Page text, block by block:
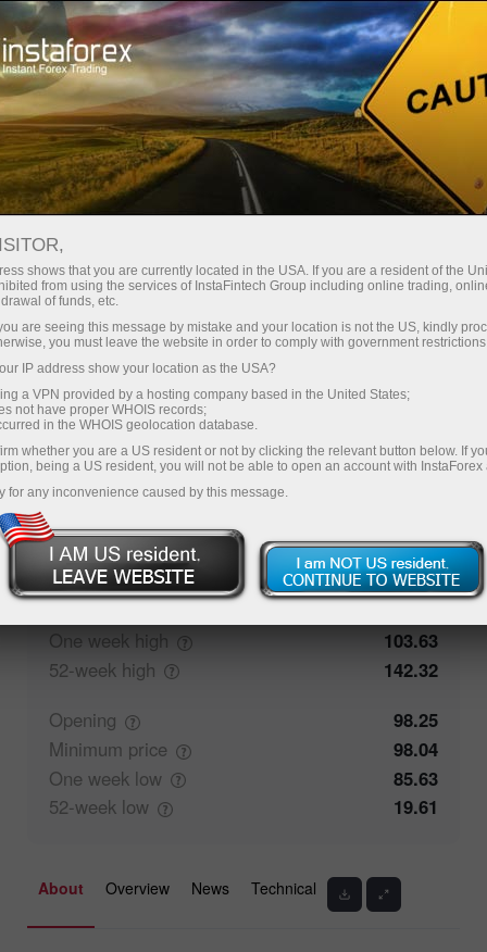
สำหรับเทรดเดอร์
เงื่อนไขการซื้อขาย
INTC
101.66 (%) 07 Aug 2026 19:59
Buy
101.66
101.64
Traders' feedback
Closing
100.93
One week high
103.63
52-week high
142.32
Opening
98.25
Minimum price
98.04
One week low
85.63
52-week low 19.61
About Overview News Technical
shows that you are currently located in the USA. If you are a resident of the
from using the services of InstaFintech Group including online trading,
of funds, etc.
are seeing this message by mistake and your location is not the US, kindly
you must leave the website in order to comply with government
IP address show your location as the USA?
a VPN provided by a hosting company based in the United States;
not have proper WHOIS records;
in the WHOIS geolocation database.
whether you are a US resident or not by clicking the relevant button below. If
being a US resident, you will not be able to open an account with InstaForex
for any inconvenience caused by this message.